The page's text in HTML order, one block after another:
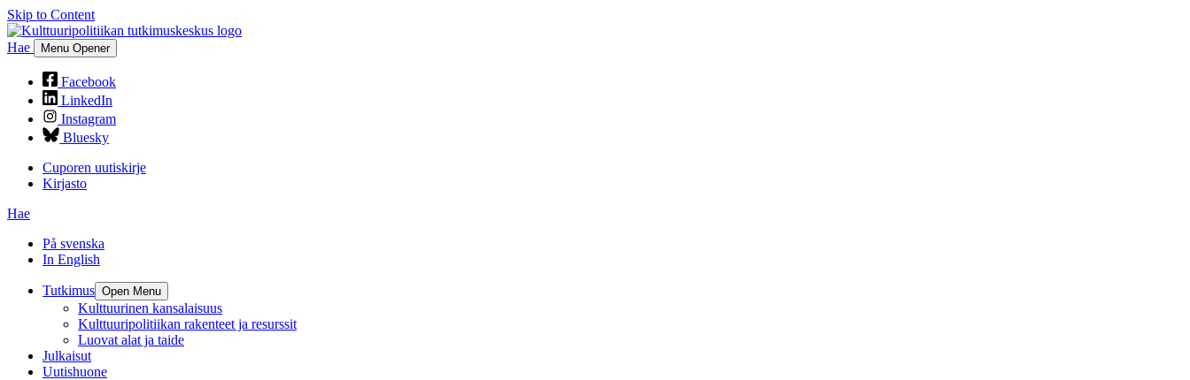
Skip to Content
Hae Menu Opener
Facebook
LinkedIn
Instagram
Bluesky
Cuporen uutiskirje
Kirjasto
Hae
På svenska
In English
Tutkimus Open Menu
Kulttuurinen kansalaisuus
Kulttuuripolitiikan rakenteet ja resurssit
Luovat alat ja taide
Julkaisut
Uutishuone